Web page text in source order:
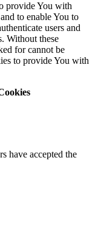
provide You with
to enable You to
users and
Without these
for cannot be
to provide You with
have accepted the